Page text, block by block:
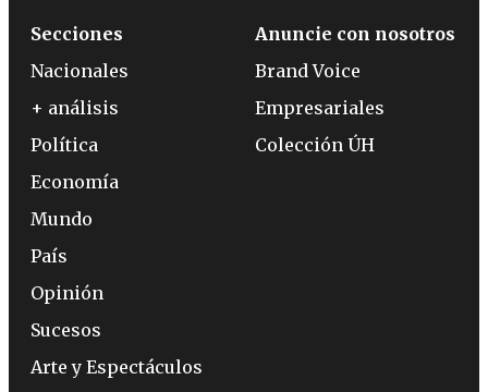
Secciones
Nacionales
+ análisis
Política
Economía
Mundo
País
Opinión
Sucesos
Arte y Espectáculos
Anuncie con nosotros
Brand Voice
Empresariales
Colección ÚH